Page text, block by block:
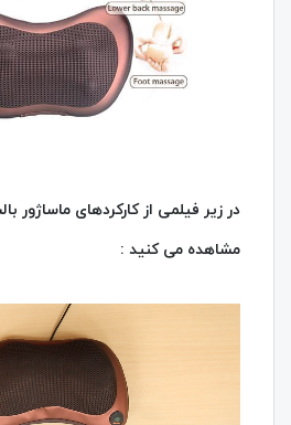
در زیر فیلمی از کارکردهای ماساژور
مشاهده می کنید :